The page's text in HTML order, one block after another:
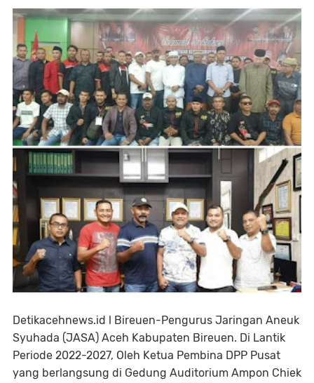
Detikacehnews.id l Bireuen-Pengurus Jaringan Aneuk
Syuhada (JASA) Aceh Kabupaten Bireuen. Di Lantik
Periode 2022-2027, Oleh Ketua Pembina DPP Pusat
yang berlangsung di Gedung Auditorium Ampon Chiek